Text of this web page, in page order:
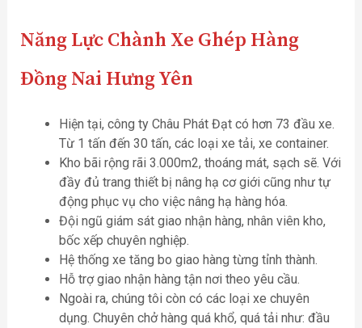
Năng Lực Chành Xe Ghép Hàng
Đồng Nai Hưng Yên
Hiện tại, công ty Châu Phát Đạt có hơn 73 đầu xe.
Từ 1 tấn đến 30 tấn, các loại xe tải, xe container.
Kho bãi rộng rãi 3.000m2, thoáng mát, sạch sẽ. Với
đầy đủ trang thiết bị nâng hạ cơ giới cũng như tự
động phục vụ cho việc nâng hạ hàng hóa.
Đội ngũ giám sát giao nhận hàng, nhân viên kho,
bốc xếp chuyên nghiệp.
Hệ thống xe tăng bo giao hàng từng tỉnh thành.
Hỗ trợ giao nhận hàng tận nơi theo yêu cầu.
Ngoài ra, chúng tôi còn có các loại xe chuyên
dụng. Chuyên chở hàng quá khổ, quá tải như: đầu